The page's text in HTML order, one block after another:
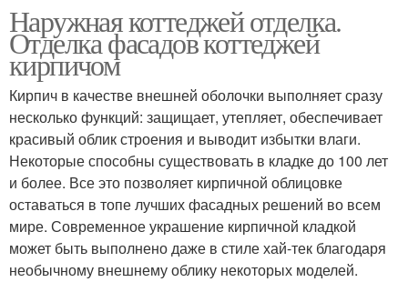
Наружная коттеджей отделка.
Отделка фасадов коттеджей
кирпичом
Кирпич в качестве внешней оболочки выполняет сразу
несколько функций: защищает, утепляет, обеспечивает
красивый облик строения и выводит избытки влаги.
Некоторые способны существовать в кладке до 100 лет
и более. Все это позволяет кирпичной облицовке
оставаться в топе лучших фасадных решений во всем
мире. Современное украшение кирпичной кладкой
может быть выполнено даже в стиле хай-тек благодаря
необычному внешнему облику некоторых моделей.